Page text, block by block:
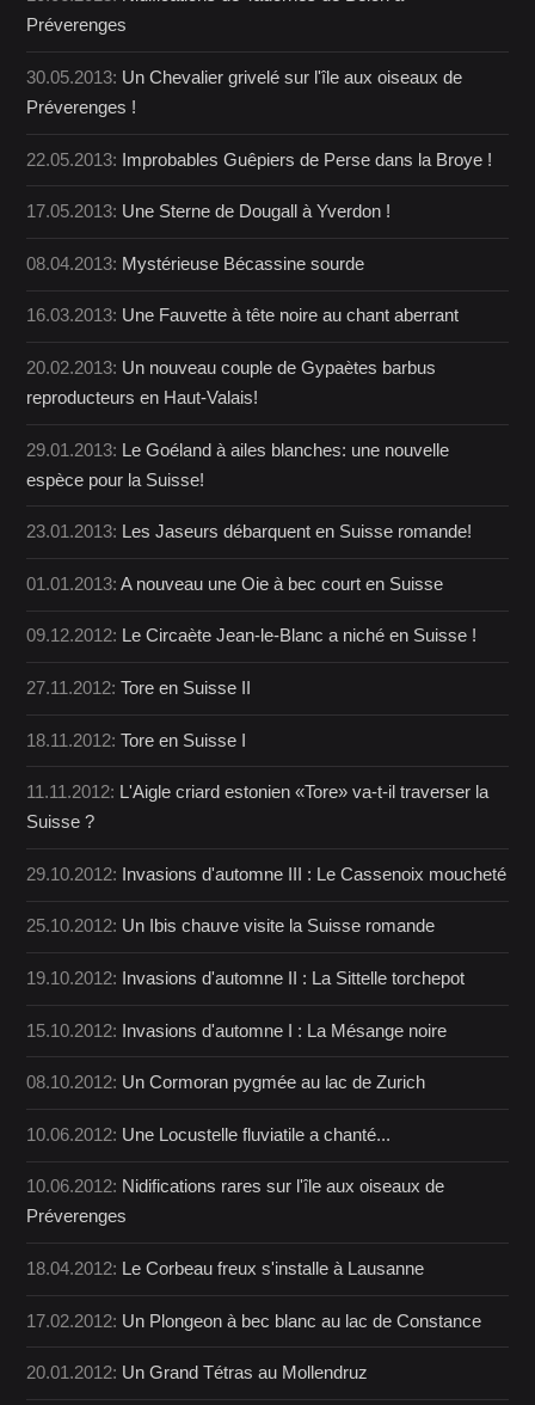
Préverenges
30.05.2013: Un Chevalier grivelé sur l'île aux oiseaux de
Préverenges !
22.05.2013: Improbables Guêpiers de Perse dans la Broye !
17.05.2013: Une Sterne de Dougall à Yverdon !
08.04.2013: Mystérieuse Bécassine sourde
16.03.2013: Une Fauvette à tête noire au chant aberrant
20.02.2013: Un nouveau couple de Gypaètes barbus
reproducteurs en Haut-Valais!
29.01.2013: Le Goéland à ailes blanches: une nouvelle
espèce pour la Suisse!
23.01.2013: Les Jaseurs débarquent en Suisse romande!
01.01.2013:A nouveau une Oie à bec court en Suisse
09.12.2012: Le Circaète Jean-le-Blanc a niché en Suisse !
27.11.2012:Tore en Suisse II
18.11.2012:Tore en Suisse I
11.11.2012: L'Aigle criard estonien «Tore» va-t-il traverser la
Suisse ?
29.10.2012: Invasions d'automne III : Le Cassenoix moucheté
25.10.2012: Un Ibis chauve visite la Suisse romande
19.10.2012: Invasions d'automne II : La Sittelle torchepot
15.10.2012: Invasions d'automne I : La Mésange noire
08.10.2012: Un Cormoran pygmée au lac de Zurich
10.06.2012: Une Locustelle fluviatile a chanté...
10.06.2012: Nidifications rares sur l'île aux oiseaux de
Préverenges
18.04.2012: Le Corbeau freux s'installe à Lausanne
17.02.2012: Un Plongeon à bec blanc au lac de Constance
20.01.2012: Un Grand Tétras au Mollendruz